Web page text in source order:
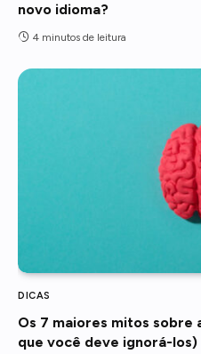
novo idioma?
4 minutos de leitura
DICAS
Os 7 maiores mitos sobre
que você deve ignorá-los)